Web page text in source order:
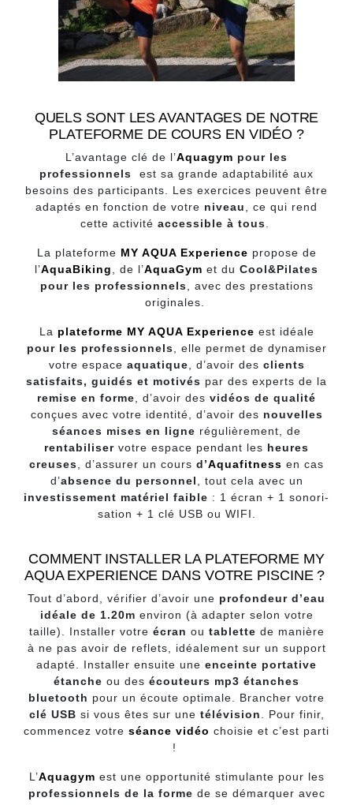
QUELS SONT LES AVANTAGES DE NOTRE
PLATEFORME DE COURS EN VIDÉO ?
L’avantage clé de l’Aquagym pour les
professionnels est sa grande adaptabilité aux
besoins des participants. Les exercices peuvent être
adaptés en fonction de votre niveau
, ce qui rend
cette activité accessible à tous
La plateforme MY AQUA Experience propose de
l’AquaBiking , de l’AquaGym et du Cool&Pilates
pour les professionnels , avec des prestations
originales.
La plateforme MY AQUA Experience est idéale
pour les professionnels , elle permet de dynamiser
votre espace aquatique , d’avoir des clients
satisfaits, guidés et motivés par des experts de la
remise en forme , d’avoir des vidéos de qualité
conçues avec votre identité, d’avoir des nouvelles
séances mises en ligne régulièrement, de
rentabiliser votre espace pendant les heures
creuses , d’assurer un cours d’Aquafitness en cas
d’absence du personnel , tout cela avec un
investissement matériel faible : 1 écran + 1 sonori-
sation + 1 clé USB ou WIFI.
COMMENT INSTALLER LA PLATEFORME MY
AQUA EXPERIENCE DANS VOTRE PISCINE ?
Tout d’abord, vérifier d’avoir une profondeur d’eau
idéale de 1.20m environ (à adapter selon votre
taille). Installer votre écran ou tablette de manière
à ne pas avoir de reflets, idéalement sur un support
adapté. Installer ensuite une enceinte portative
étanche ou des écouteurs mp3 étanches
bluetooth pour un écoute optimale. Brancher votre
clé USB si vous êtes sur une télévision . Pour finir,
commencez votre séance vidéo choisie et c’est parti
!
L’Aquagym est une opportunité stimulante pour les
professionnels de la forme de se démarquer avec